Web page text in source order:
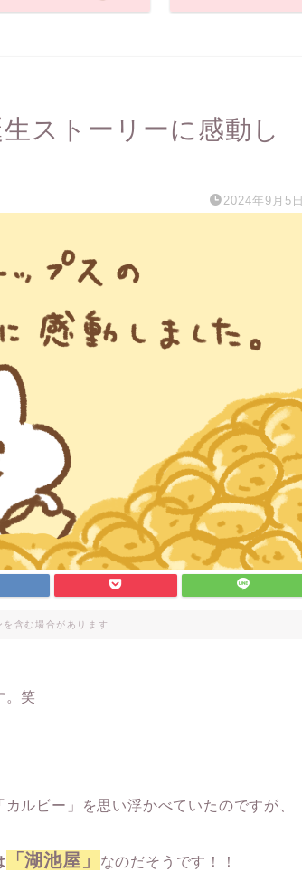
ストーリーに感動し
2024年9月5日
含む場合があります
。笑
ルビー」を思い浮かべていたのですが、
「湖池屋」 なのだそうです！！